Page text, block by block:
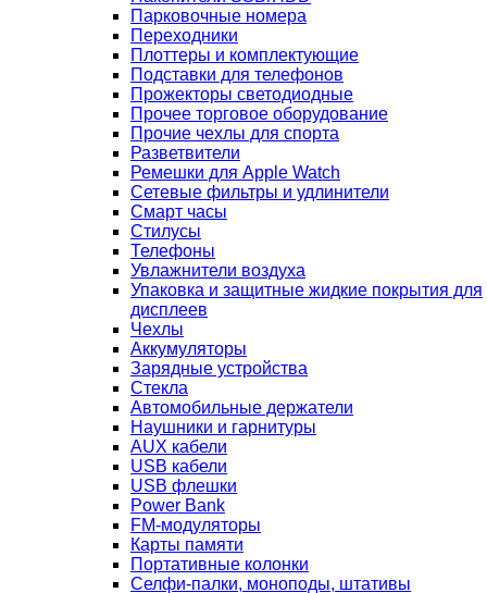
Парковочные номера
Переходники
Плоттеры и комплектующие
Подставки для телефонов
Прожекторы светодиодные
Прочее торговое оборудование
Прочие чехлы для спорта
Разветвители
Ремешки для Apple Watch
Сетевые фильтры и удлинители
Смарт часы
Стилусы
Телефоны
Увлажнители воздуха
Упаковка и защитные жидкие покрытия для
дисплеев
Чехлы
Аккумуляторы
Зарядные устройства
Стекла
Автомобильные держатели
Наушники и гарнитуры
AUX кабели
USB кабели
USB флешки
Power Bank
FM-модуляторы
Карты памяти
Портативные колонки
Селфи-палки, моноподы, штативы